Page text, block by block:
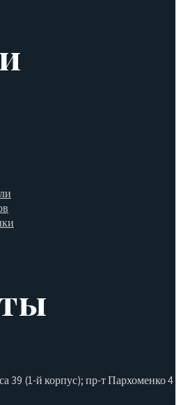
39 (1-й корпус); пр-т Пархоменко 4